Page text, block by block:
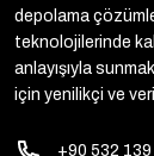
depolama
teknolojilerinde
anlayışıyla
için yenilikçi ve
+90 532